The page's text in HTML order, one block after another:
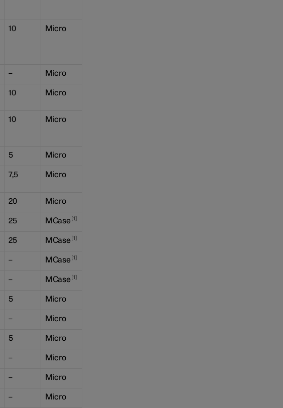
10 Micro
– Micro
10 Micro
10 Micro
5 Micro
7,5 Micro
20 Micro
25 MCase 1
25 MCase 1
– MCase 1
– MCase 1
5 Micro
– Micro
5 Micro
– Micro
– Micro
– Micro